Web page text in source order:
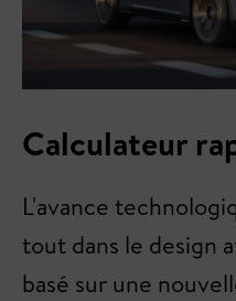
Calculateur
L'avance
tout dans le design
basé sur une